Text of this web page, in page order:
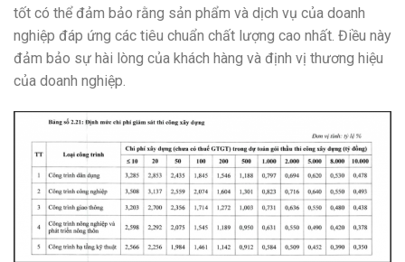
tốt có thể đảm bảo rằng sản phẩm và dịch vụ của doanh
nghiệp đáp ứng các tiêu chuẩn chất lượng cao nhất. Điều này
đảm bảo sự hài lòng của khách hàng và định vị thương hiệu
của doanh nghiệp.